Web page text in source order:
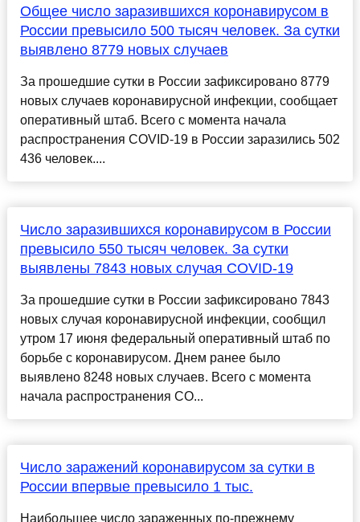
Общее число заразившихся коронавирусом в
России превысило 500 тысяч человек. За сутки
выявлено 8779 новых случаев
За прошедшие сутки в России зафиксировано 8779
новых случаев коронавирусной инфекции, сообщает
оперативный штаб. Всего с момента начала
распространения COVID-19 в России заразились 502
436 человек....
Число заразившихся коронавирусом в России
превысило 550 тысяч человек. За сутки
выявлены 7843 новых случая COVID-19
За прошедшие сутки в России зафиксировано 7843
новых случая коронавирусной инфекции, сообщил
утром 17 июня федеральный оперативный штаб по
борьбе с коронавирусом. Днем ранее было
выявлено 8248 новых случаев. Всего с момента
начала распространения CO...
Число заражений коронавирусом за сутки в
России впервые превысило 1 тыс.
Наибольшее число зараженных по-прежнему